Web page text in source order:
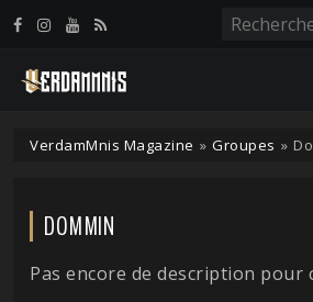
VerdamMnis Magazine » Groupes »
DOMMIN
Pas encore de description pour
Panneau de gestion des cookies